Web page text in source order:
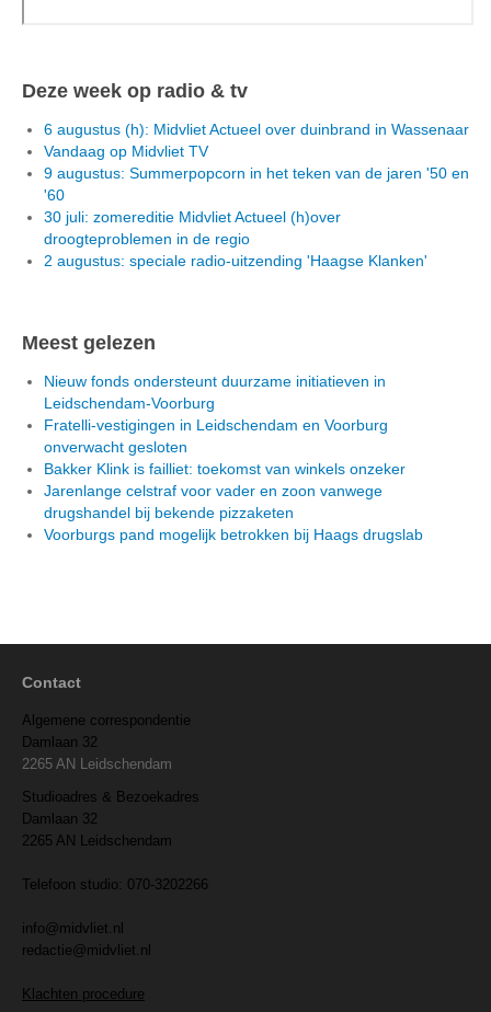
Deze week op radio & tv
6 augustus (h): Midvliet Actueel over duinbrand in Wassenaar
Vandaag op Midvliet TV
9 augustus: Summerpopcorn in het teken van de jaren '50 en
'60
30 juli: zomereditie Midvliet Actueel (h)over
droogteproblemen in de regio
2 augustus: speciale radio-uitzending 'Haagse Klanken'
Meest gelezen
Nieuw fonds ondersteunt duurzame initiatieven in
Leidschendam-Voorburg
Fratelli-vestigingen in Leidschendam en Voorburg
onverwacht gesloten
Bakker Klink is failliet: toekomst van winkels onzeker
Jarenlange celstraf voor vader en zoon vanwege
drugshandel bij bekende pizzaketen
Voorburgs pand mogelijk betrokken bij Haags drugslab
Contact
Algemene correspondentie
Damlaan 32
2265 AN Leidschendam
Studioadres & Bezoekadres
Damlaan 32
2265 AN Leidschendam
Telefoon studio: 070-3202266
info@midvliet.nl
redactie@midvliet.nl
Klachten procedure